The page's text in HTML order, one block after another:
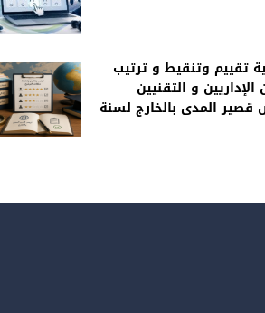
تقييم وتنقيط و ترتيب
و التقنيين
قصير المدى بالخارج لسنة